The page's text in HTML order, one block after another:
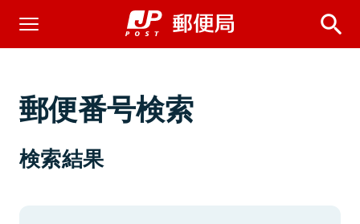
郵便番号検索
検索結果